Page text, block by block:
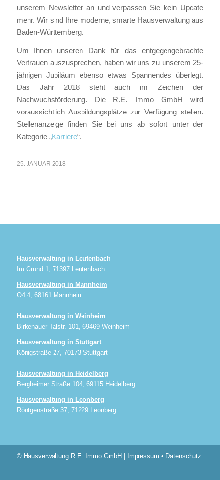
unserem Newsletter an und verpassen Sie kein Update
mehr. Wir sind Ihre moderne, smarte Hausverwaltung aus
Baden-Württemberg.
Um Ihnen unseren Dank für das entgegengebrachte
Vertrauen auszusprechen, haben wir uns zu unserem 25-
jährigen Jubiläum ebenso etwas Spannendes überlegt.
Das Jahr 2018 steht auch im Zeichen der
Nachwuchsförderung. Die R.E. Immo GmbH wird
voraussichtlich Ausbildungsplätze zur Verfügung stellen.
Stellenanzeige finden Sie bei uns ab sofort unter der
Kategorie „Karriere“.
25. JANUAR 2018
Hausverwaltung in Leutenbach
Im Grund 1, 71397 Leutenbach
Hausverwaltung in Mannheim
O4 4, 68161 Mannheim
Hausverwaltung in Weinheim
Birkenauer Talstr. 101, 69469 Weinheim
Hausverwaltung in Stuttgart
Königstraße 27, 70173 Stuttgart
Hausverwaltung in Heidelberg
Bergheimer Straße 104, 69115 Heidelberg
Hausverwaltung in Leonberg
Röntgenstraße 37, 71229 Leonberg
© Hausverwaltung R.E. Immo GmbH | Impressum • Datenschutz